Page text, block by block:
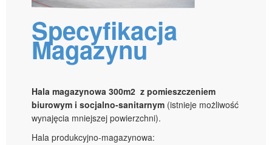
Specyfikacja
Magazynu
Hala magazynowa 300m2 z pomieszczeniem
biurowym i socjalno-sanitarnym (istnieje możliwość
wynajęcia mniejszej powierzchni).
Hala produkcyjno-magazynowa: